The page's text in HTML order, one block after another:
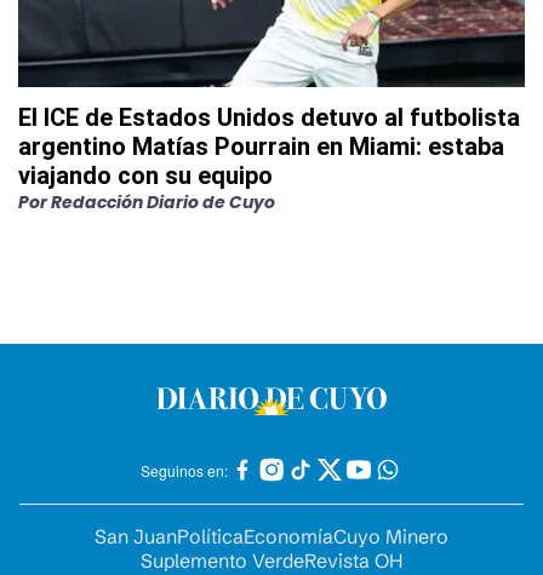
El ICE de Estados Unidos detuvo al futbolista
argentino Matías Pourrain en Miami: estaba
viajando con su equipo
PorRedacción Diario de Cuyo
Seguinos en:
San JuanPolíticaEconomíaCuyo Minero
Suplemento VerdeRevista OH